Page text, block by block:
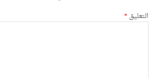
التعليق *